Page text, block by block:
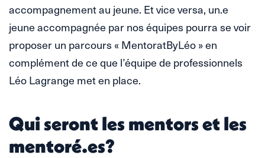
accompagnement au jeune. Et vice versa, un.e
jeune accompagnée par nos équipes pourra se voir
proposer un parcours « MentoratByLéo » en
complément de ce que l’équipe de professionnels
Léo Lagrange met en place.
Qui seront les mentors et les
mentoré.es?